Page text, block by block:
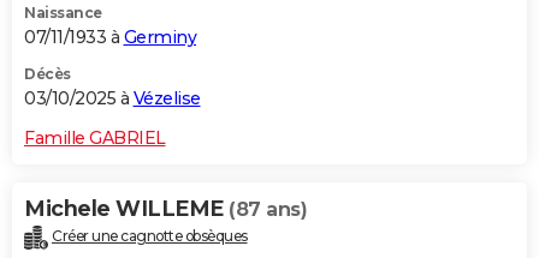
Naissance
07/11/1933 à Germiny
Décès
03/10/2025 à Vézelise
Famille GABRIEL
Michele WILLEME (87 ans)
Créer une cagnotte obsèques